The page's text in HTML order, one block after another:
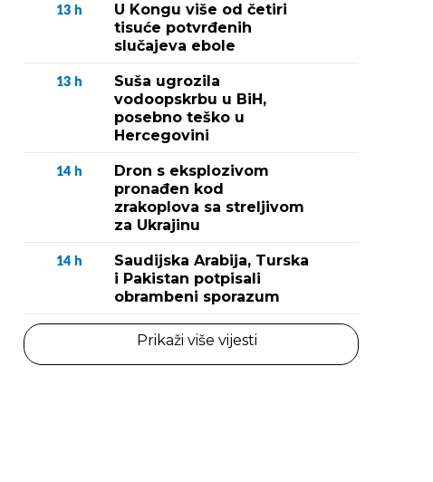
13 h
U Kongu više od četiri
tisuće potvrđenih
slučajeva ebole
13 h
Suša ugrozila
vodoopskrbu u BiH,
posebno teško u
Hercegovini
14 h
Dron s eksplozivom
pronađen kod
zrakoplova sa streljivom
za Ukrajinu
14 h
Saudijska Arabija, Turska
i Pakistan potpisali
obrambeni sporazum
Prikaži više vijesti